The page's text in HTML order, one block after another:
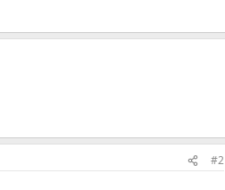
#2